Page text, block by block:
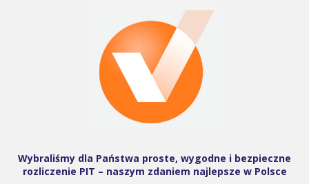
Wybraliśmy dla Państwa proste, wygodne i bezpieczne
rozliczenie PIT – naszym zdaniem najlepsze w Polsce